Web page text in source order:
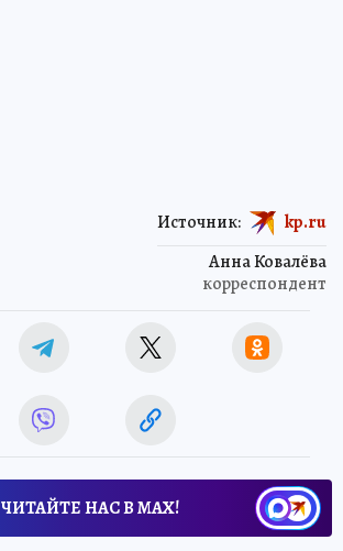
Анна Ковалёва
корреспондент
Источник: kp.ru
ЧИТАЙТЕ НАС В МАХ!